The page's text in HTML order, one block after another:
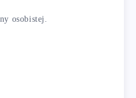
osobistej.